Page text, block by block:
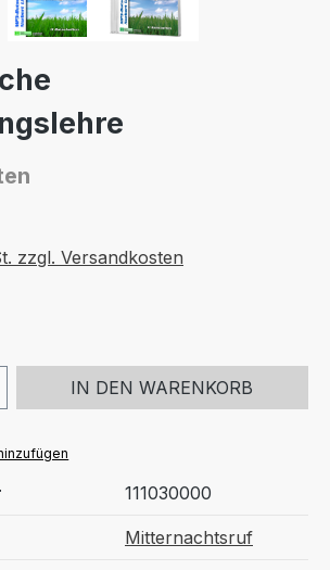
zzgl. Versandkosten
Gib den
IN DEN WARENKORB
111030000
Mitternachtsruf